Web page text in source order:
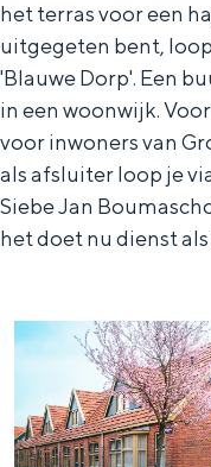
het terras voor een
uitgegeten bent,
'Blauwe Dorp'. Een
in een woonwijk.
voor inwoners van
als afsluiter loop je
Siebe Jan
het doet nu dienst